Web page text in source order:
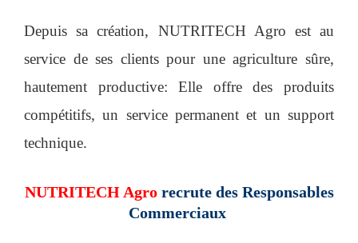
Depuis sa création, NUTRITECH Agro est au
service de ses clients pour une agriculture sûre,
hautement productive: Elle offre des produits
compétitifs, un service permanent et un support
technique.
NUTRITECH Agro recrute des Responsables
Commerciaux